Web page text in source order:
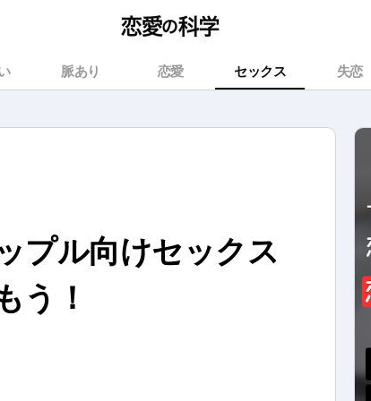
脈あり 恋愛 セックス 失恋
プル向けセックス
う！